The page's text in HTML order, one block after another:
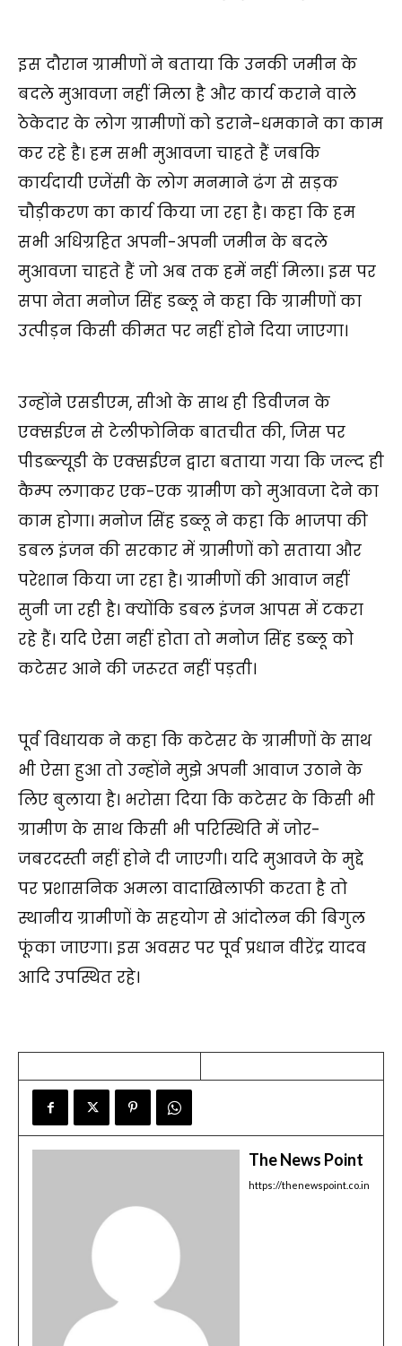
इस दौरान ग्रामीणों ने बताया कि उनकी जमीन के
बदले मुआवजा नहीं मिला है और कार्य कराने वाले
ठेकेदार के लोग ग्रामीणों को डराने-धमकाने का काम
कर रहे है। हम सभी मुआवजा चाहते हैं जबकि
कार्यदायी एजेंसी के लोग मनमाने ढंग से सड़क
चौड़ीकरण का कार्य किया जा रहा है। कहा कि हम
सभी अधिग्रहित अपनी-अपनी जमीन के बदले
मुआवजा चाहते हैं जो अब तक हमें नहीं मिला। इस पर
सपा नेता मनोज सिंह डब्लू ने कहा कि ग्रामीणों का
उत्पीड़न किसी कीमत पर नहीं होने दिया जाएगा।
उन्होंने एसडीएम, सीओ के साथ ही डिवीजन के
एक्सईएन से टेलीफोनिक बातचीत की, जिस पर
पीडब्ल्यूडी के एक्सईएन द्वारा बताया गया कि जल्द ही
कैम्प लगाकर एक-एक ग्रामीण को मुआवजा देने का
काम होगा। मनोज सिंह डब्लू ने कहा कि भाजपा की
डबल इंजन की सरकार में ग्रामीणों को सताया और
परेशान किया जा रहा है। ग्रामीणों की आवाज नहीं
सुनी जा रही है। क्योंकि डबल इंजन आपस में टकरा
रहे हैं। यदि ऐसा नहीं होता तो मनोज सिंह डब्लू को
कटेसर आने की जरूरत नहीं पड़ती।
पूर्व विधायक ने कहा कि कटेसर के ग्रामीणों के साथ
भी ऐसा हुआ तो उन्होंने मुझे अपनी आवाज उठाने के
लिए बुलाया है। भरोसा दिया कि कटेसर के किसी भी
ग्रामीण के साथ किसी भी परिस्थिति में जोर-
जबरदस्ती नहीं होने दी जाएगी। यदि मुआवजे के मुद्दे
पर प्रशासनिक अमला वादाखिलाफी करता है तो
स्थानीय ग्रामीणों के सहयोग से आंदोलन की बिगुल
फूंका जाएगा। इस अवसर पर पूर्व प्रधान वीरेंद्र यादव
आदि उपस्थित रहे।
The News Point
https://thenewspoint.co.in